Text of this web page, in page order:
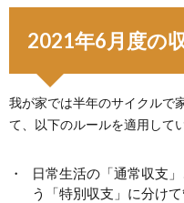
2021年6月度の
我が家では半年のサイクルで
て、以下のルールを適用して
日常生活の「通常収支
う「特別収支」に分けて